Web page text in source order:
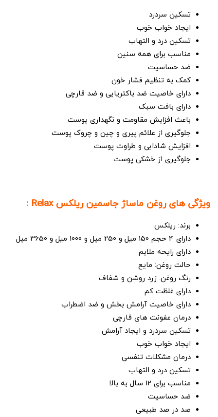
تسکین سردرد
ایجاد خواب خوب
تسکین درد و التهاب
مناسب برای همه سنین
ضد حساسیت
کمک به تنظیم فشار خون
دارای خاصیت ضد باکتریایی و ضد قارچی
دارای بافت سبک
باعث افزایش مقاومت و نگهداری پوست
جلوگیری از علائم پیری و چین و چروک پوست
افزایش شادابی و طراوت پوست
جلوگیری از خشکی پوست
ویژگی های روغن ماساژ جاسمین ریلکس Relax :
برند: ریلکس
دارای 4 حجم 150 میل و 250 میل و 1000 میل و 3650 میل
دارای رایحه ملایم
حالت روغن: مایع
رنگ روغن: زرد روشن و شفاف
دارای غلظت کم
دارای خاصیت آرامش بخش و ضد اضطراب
درمان عفونت های قارچی
تسکین سردرد و ایجاد آرامش
ایجاد خواب خوب
درمان مشکلات تنفسی
تسکین درد و التهاب
مناسب برای 12 سال به بالا
ضد حساسیت
صد در صد طبیعی